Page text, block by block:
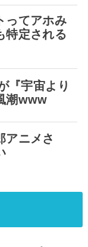
ってアホみ
特定される
『宇宙より
潮www
アニメさ